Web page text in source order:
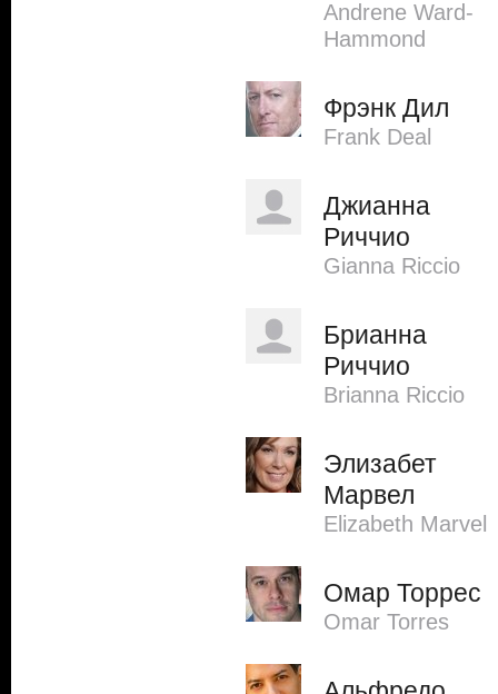
Andrene Ward-
Hammond
Фрэнк Дил
Frank Deal
Джианна
Риччио
Gianna Riccio
Брианна
Риччио
Brianna Riccio
Элизабет
Марвел
Elizabeth Marvel
Омар Торрес
Omar Torres